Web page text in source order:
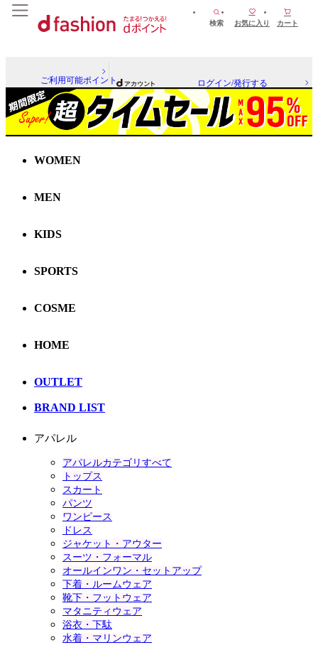
検索 お気に入り カート
ご利用可能ポイント ログイン/発行する
WOMEN
MEN
KIDS
SPORTS
COSME
HOME
OUTLET
BRAND LIST
アパレル
アパレルカテゴリすべて
トップス
スカート
パンツ
ワンピース
ドレス
ジャケット・アウター
スーツ・フォーマル
オールインワン・セットアップ
下着・ルームウェア
靴下・フットウェア
マタニティウェア
浴衣・下駄
水着・マリンウェア